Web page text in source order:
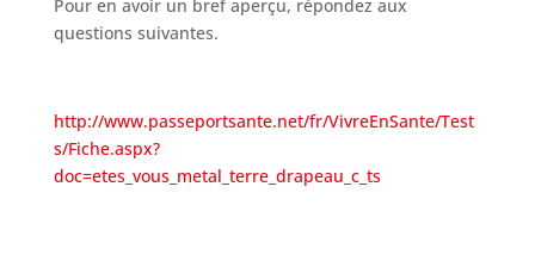
Pour en avoir un bref aperçu, répondez aux
questions suivantes.
http://www.passeportsante.net/fr/VivreEnSante/Test
s/Fiche.aspx?
doc=etes_vous_metal_terre_drapeau_c_ts